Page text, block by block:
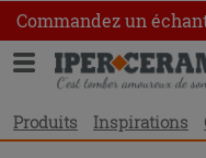
Commandez un
Produits Inspirations